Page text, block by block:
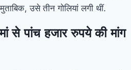
मुताबिक, उसे तीन गोलियां लगी थीं.
से पांच हजार रुपये की मांग